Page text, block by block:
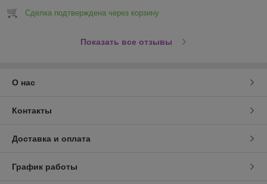
Сделка подтверждена через корзину
Показать все отзывы
О нас
Контакты
Доставка и оплата
График работы